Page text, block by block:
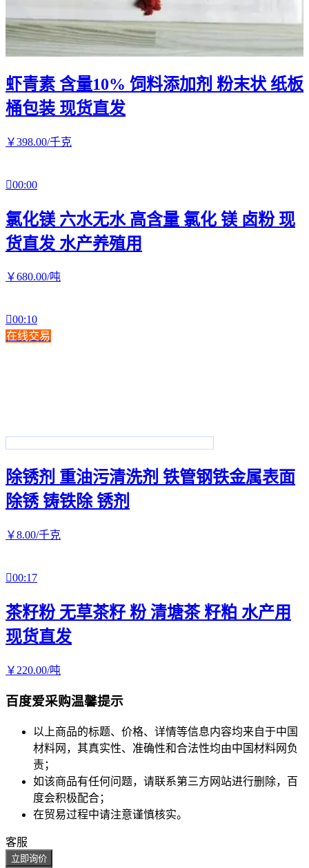
虾青素 含量10% 饲料添加剂 粉末状 纸板
桶包装 现货直发
￥398.00/千克
00:00
氯化镁 六水无水 高含量 氯化 镁 卤粉 现
货直发 水产养殖用
￥680.00/吨
00:10
在线交易
除锈剂 重油污清洗剂 铁管钢铁金属表面
除锈 铸铁除 锈剂
￥8.00/千克
00:17
茶籽粉 无草茶籽 粉 清塘茶 籽粕 水产用
现货直发
￥ 220.00/吨
百度爱采购温馨提示
以上商品的标题、价格、详情等信息内容均来自于中国
材料网，其真实性、准确性和合法性均由中国材料网负
责；
如该商品有任何问题，请联系第三方网站进行删除，百
度会积极配合；
在贸易过程中请注意谨慎核实。
客服
立即询价